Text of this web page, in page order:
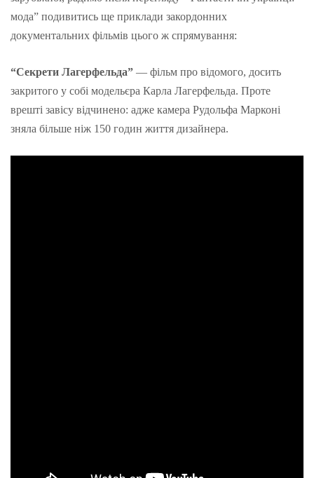
мода” подивитись ще приклади закордонних
документальних фільмів цього ж спрямування:
“Секрети Лагерфельда” — фільм про відомого, досить
закритого у собі модельєра Карла Лагерфельда. Проте
врешті завісу відчинено: адже камера Рудольфа Марконі
зняла більше ніж 150 годин життя дизайнера.